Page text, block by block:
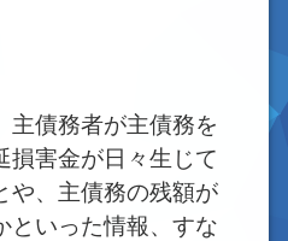
債務者が主債務を
損害金が日々生じて
や、主債務の残額が
といった情報、すな